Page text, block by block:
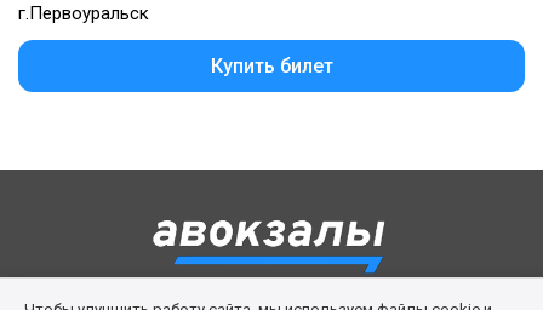
г.Первоуральск
Купить билет